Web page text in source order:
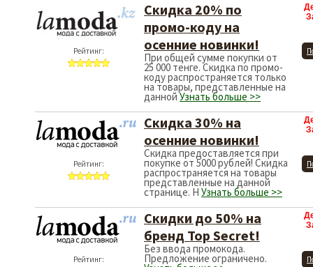
Рейтинг:
Скидка 20% по
промо-коду на
осенние новинки!
При общей сумме покупки от
25 000 тенге. Скидка по промо-
коду распространяется только
на товары, представленные на
даннойУзнать больше >>
Рейтинг:
Скидка 30% на
осенние новинки!
Скидка предоставляется при
покупке от 5000 рублей! Скидка
распространяется на товары
представленные на данной
странице. Н Узнать больше >>
Рейтинг:
Скидки до 50% на
бренд Top Secret!
Без ввода промокода.
Предложение ограничено.